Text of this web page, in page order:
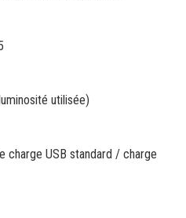
utilisée)
charge USB standard / charge